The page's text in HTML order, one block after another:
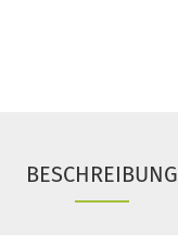
BESCHREIBUNG